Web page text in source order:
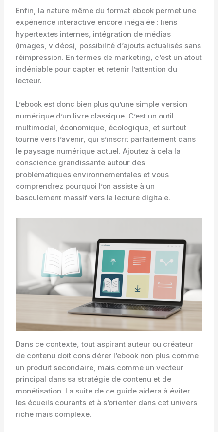
Enfin, la nature même du format ebook permet une
expérience interactive encore inégalée : liens
hypertextes internes, intégration de médias
(images, vidéos), possibilité d’ajouts actualisés sans
réimpression. En termes de marketing, c’est un atout
indéniable pour capter et retenir l’attention du
lecteur.
L’ebook est donc bien plus qu’une simple version
numérique d’un livre classique. C’est un outil
multimodal, économique, écologique, et surtout
tourné vers l’avenir, qui s’inscrit parfaitement dans
le paysage numérique actuel. Ajoutez à cela la
conscience grandissante autour des
problématiques environnementales et vous
comprendrez pourquoi l’on assiste à un
basculement massif vers la lecture digitale.
Dans ce contexte, tout aspirant auteur ou créateur
de contenu doit considérer l’ebook non plus comme
un produit secondaire, mais comme un vecteur
principal dans sa stratégie de contenu et de
monétisation. La suite de ce guide aidera à éviter
les écueils courants et à s’orienter dans cet univers
riche mais complexe.